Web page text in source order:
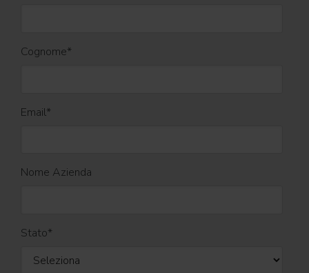
Cognome*
Email*
Nome Azienda
Stato*